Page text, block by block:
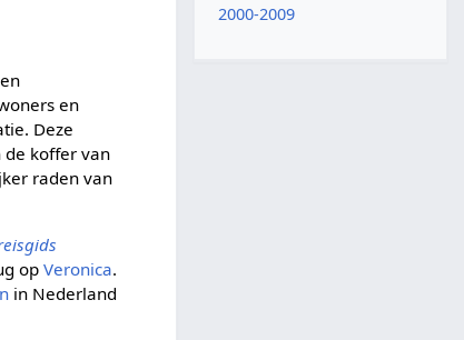
en
Deze
koffer van
raden van
opVeronica.
in Nederland
2000-2009